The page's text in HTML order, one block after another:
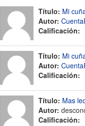
Título: Mi
Autor:
Calificación:
Título: Mi
Autor:
Calificación:
Título: Mas
Autor:
Calificación: